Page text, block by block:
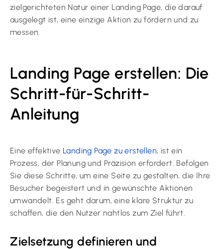
zielgerichteten Natur einer Landing Page, die darauf
ausgelegt ist, eine einzige Aktion zu fördern und zu
messen.
Landing Page erstellen: Die
Schritt-für-Schritt-
Anleitung
Eine effektive Landing Page zu erstellen, ist ein
Prozess, der Planung und Präzision erfordert. Befolgen
Sie diese Schritte, um eine Seite zu gestalten, die Ihre
Besucher begeistert und in gewünschte Aktionen
umwandelt. Es geht darum, eine klare Struktur zu
schaffen, die den Nutzer nahtlos zum Ziel führt.
Zielsetzung definieren und